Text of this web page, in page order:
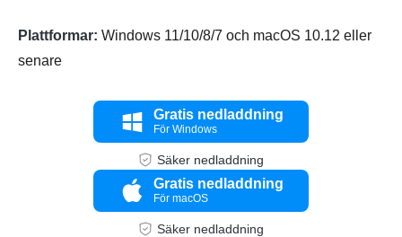
Plattformar: Windows 11/10/8/7 och macOS 10.12 eller
senare
Gratis nedladdning
För Windows
Säker nedladdning
Gratis nedladdning
För macOS
Säker nedladdning